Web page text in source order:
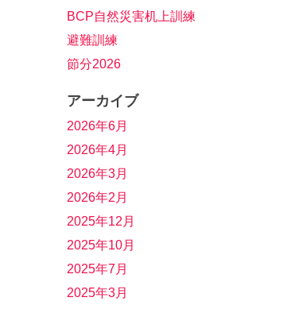
BCP自然災害机上訓練
避難訓練
節分2026
アーカイブ
2026年6月
2026年4月
2026年3月
2026年2月
2025年12月
2025年10月
2025年7月
2025年3月